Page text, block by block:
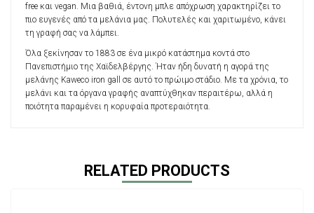
free και vegan. Μια βαθιά, έντονη μπλε απόχρωση χαρακτηρίζει το
πιο ευγενές από τα μελάνια μας. Πολυτελές και χαριτωμένο, κάνει
τη γραφή σας να λάμπει.
Όλα ξεκίνησαν το 1883 σε ένα μικρό κατάστημα κοντά στο
Πανεπιστήμιο της Χαϊδελβέργης. Ήταν ήδη δυνατή η αγορά της
μελάνης Kaweco iron gall σε αυτό το πρώιμο στάδιο. Με τα χρόνια, το
μελάνι και τα όργανα γραφής αναπτύχθηκαν περαιτέρω, αλλά η
ποιότητα παραμένει η κορυφαία προτεραιότητα.
RELATED PRODUCTS